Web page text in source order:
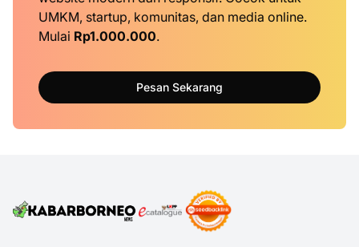
UMKM, startup, komunitas, dan media online.
Mulai Rp1.000.000.
Pesan Sekarang